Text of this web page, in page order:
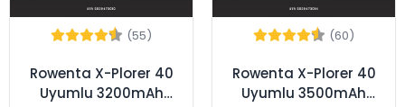
(55)
Rowenta X-Plorer 40
Uyumlu 3200mAh
(60)
Rowenta X-Plorer 40
Uyumlu 3500mAh